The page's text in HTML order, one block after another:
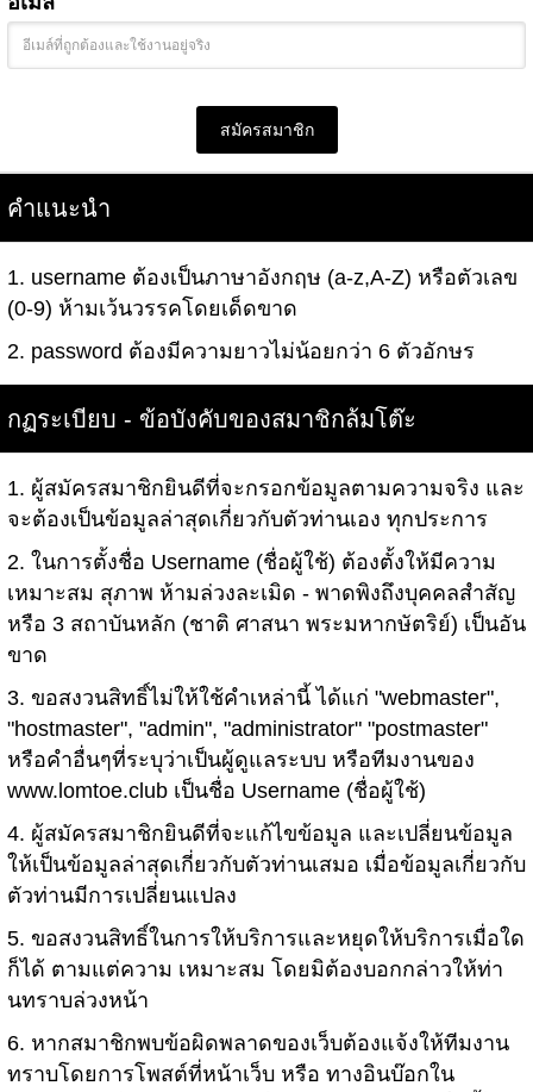
สมัครสมาชิก
คำแนะนำ
1. username ต้องเป็นภาษาอังกฤษ (a-z,A-Z) หรือตัวเลข
(0-9) ห้ามเว้นวรรคโดยเด็ดขาด
2. password ต้องมีความยาวไม่น้อยกว่า 6 ตัวอักษร
กฏระเบียบ - ข้อบังคับของสมาชิกล้มโต๊ะ
1. ผู้สมัครสมาชิกยินดีที่จะกรอกข้อมูลตามความจริง และ
จะต้องเป็นข้อมูลล่าสุดเกี่ยวกับตัวท่านเอง ทุกประการ
2. ในการตั้งชื่อ Username (ชื่อผู้ใช้) ต้องตั้งให้มีความ
เหมาะสม สุภาพ ห้ามล่วงละเมิด - พาดพิงถึงบุคคลสำสัญ
หรือ 3 สถาบันหลัก (ชาติ ศาสนา พระมหากษัตริย์) เป็นอัน
ขาด
3. ขอสงวนสิทธิ์ไม่ให้ใช้คำเหล่านี้ ได้แก่ "webmaster",
"hostmaster", "admin", "administrator" "postmaster"
หรือคำอื่นๆที่ระบุว่าเป็นผู้ดูแลระบบ หรือทีมงานของ
www.lomtoe.club เป็นชื่อ Username (ชื่อผู้ใช้)
4. ผู้สมัครสมาชิกยินดีที่จะแก้ไขข้อมูล และเปลี่ยนข้อมูล
ให้เป็นข้อมูลล่าสุดเกี่ยวกับตัวท่านเสมอ เมื่อข้อมูลเกี่ยวกับ
ตัวท่านมีการเปลี่ยนแปลง
5. ขอสงวนสิทธิ์ในการให้บริการและหยุดให้บริการเมื่อใด
ก็ได้ ตามแต่ความ เหมาะสม โดยมิต้องบอกกล่าวให้ท่า
นทราบล่วงหน้า
6. หากสมาชิกพบข้อผิดพลาดของเว็บต้องแจ้งให้ทีมงาน
ทราบโดยการโพสต์ที่หน้าเว็บ หรือ ทางอินบ๊อกใน